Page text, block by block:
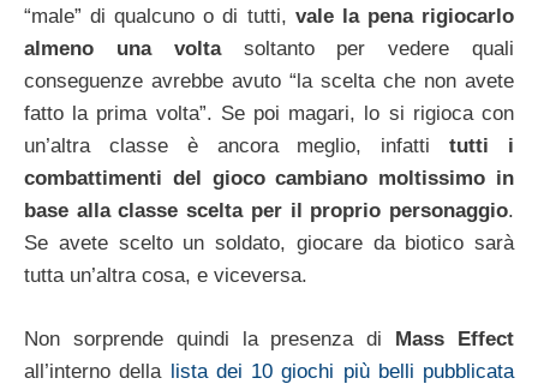
“male” di qualcuno o di tutti, vale la pena rigiocarlo
almeno una volta soltanto per vedere quali
conseguenze avrebbe avuto “la scelta che non avete
fatto la prima volta”. Se poi magari, lo si rigioca con
un’altra classe è ancora meglio, infattitutti i
combattimenti del gioco cambiano moltissimo in
base alla classe scelta per il proprio personaggio.
Se avete scelto un soldato, giocare da biotico sarà
tutta un’altra cosa, e viceversa.
Non sorprende quindi la presenza di Mass Effect
all’interno della lista dei 10 giochi più belli pubblicata